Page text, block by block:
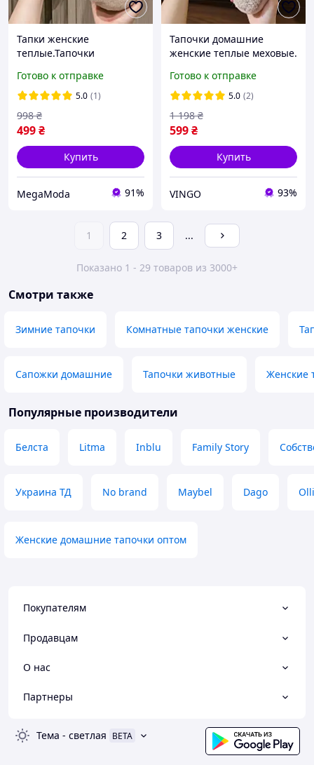
Тапки женские
теплые.Тапочки
женские Котик. Тапки
зимние 40-41 размер
(бежевые)
Готово к отправке
5.0 (1)
499₴
998 ₴
Купить
MegaModa 91%
Тапочки домашние
женские теплые меховые.
бантиками, 38-39 р.
Розовые
Готово к отправке
5.0 (2)
599₴
1 198 ₴
Купить
VINGO 93%
1 2 3 ...
Показано 1 - 29 товаров из 3000+
Смотри также
Зимние тапочки Комнатные тапочки женские
Сапожки домашние Тапочки животные Женские
Популярные производители
Белста Litma Inblu Family Story
Украина ТД No brand Maybel Dago Olli
Женские домашние тапочки оптом
Покупателям
Продавцам
О нас
Партнеры
Тема - светлая BETA